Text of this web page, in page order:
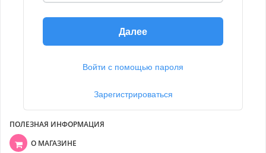
Далее
Войти с помощью пароля
Зарегистрироваться
ПОЛЕЗНАЯ ИНФОРМАЦИЯ
О МАГАЗИНЕ